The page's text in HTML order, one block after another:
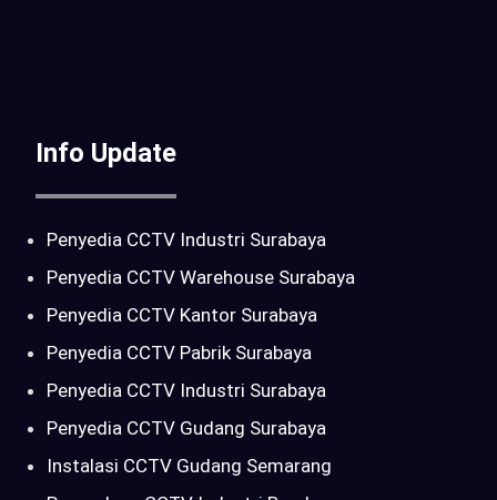
Info Update
Penyedia CCTV Industri Surabaya
Penyedia CCTV Warehouse Surabaya
Penyedia CCTV Kantor Surabaya
Penyedia CCTV Pabrik Surabaya
Penyedia CCTV Industri Surabaya
Penyedia CCTV Gudang Surabaya
Instalasi CCTV Gudang Semarang